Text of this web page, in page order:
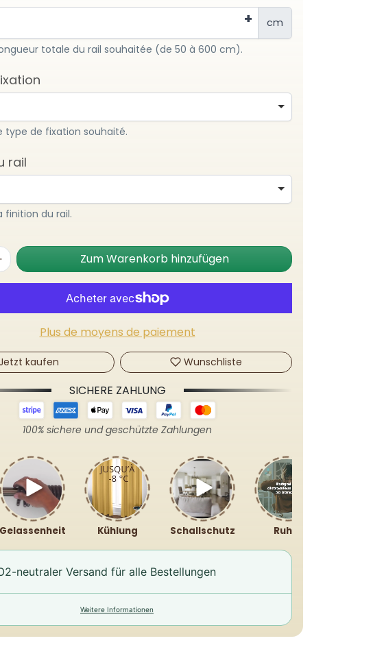
+
cm
totale du rail souhaitée (de 50 à 600 cm).
type de fixation souhaité.
rail
finition du rail.
Zum Warenkorb hinzufügen
Plus de moyens de paiement
kaufen Wunschliste
SICHERE ZAHLUNG
100% sichere und geschützte Zahlungen
Gelassenheit Kühlung Schallschutz Ruhig
neutraler Versand für alle Bestellungen
Weitere Informationen